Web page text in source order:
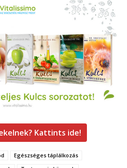
Kattints ide!
Egészséges táplálkozás